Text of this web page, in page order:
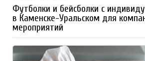
Футболки и бейсболки с
в Каменске-Уральском для
мероприятий